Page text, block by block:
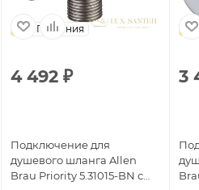
Германия
4 492 ₽
Подключение для
душевого шланга Allen
Brau Priority 5.31015-BN с
3